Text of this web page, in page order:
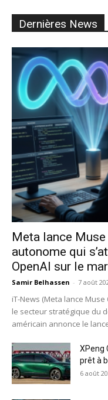
Dernières News
Meta lance Muse
autonome qui
OpenAI sur le
Samir Belhassen - 7 août
iT-News (Meta lance
le secteur stratégique du
américain annonce le
XPeng
prêt à
6 août